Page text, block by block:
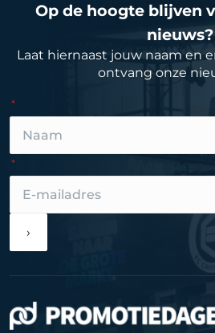
Op de hoogte blijven
nieuws?
Laat hiernaast jouw naam en
ontvang onze
›